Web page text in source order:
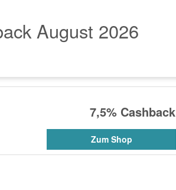
August 2026
7,5% Cashback
Zum Shop